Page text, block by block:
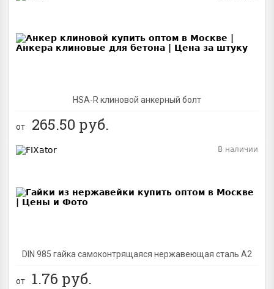
HSA-R клиновой анкерный болт
от 265.50 руб.
DIN 985 гайка самоконтрящаяся нержавеющая сталь A2
В наличии
от 1.76 руб.